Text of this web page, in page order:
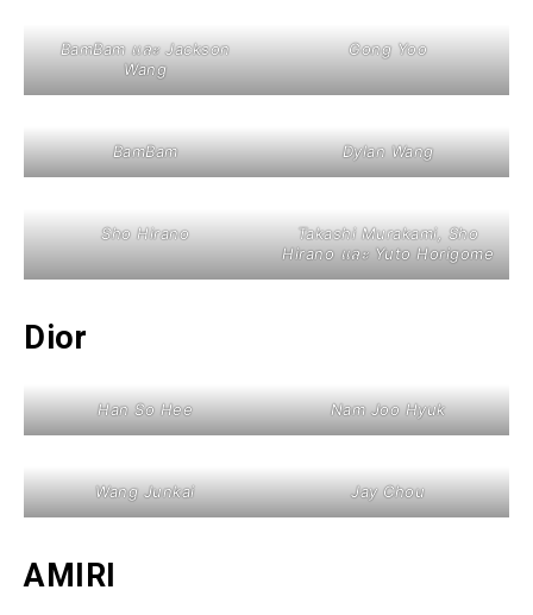
BamBam และ Jackson
Wang
Gong Yoo
BamBam Dylan Wang
Sho Hirano
Takashi Murakami, Sho
Hirano และ Yuto Horigome
Dior
Han So Hee Nam Joo Hyuk
Wang Junkai Jay Chou
AMIRI